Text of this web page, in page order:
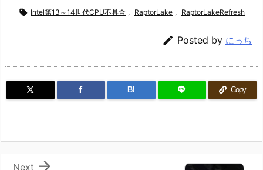
 Intel第13～14世代CPU不具合 , RaptorLake , RaptorLakeRefresh
 Posted by にっち
B! Copy

Next